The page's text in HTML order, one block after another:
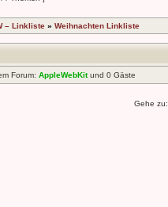
– Linkliste » Weihnachten Linkliste
Forum: AppleWebKitund 0 Gäste
Gehe zu: